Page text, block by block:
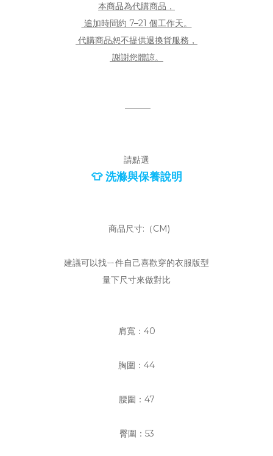
本商品為代購商品，
追加時間約 7–21 個工作天。
代購商品恕不提供退換貨服務，
謝謝您體諒。
———
請點選
👕 洗滌與保養說明
商品尺寸:（CM)
建議可以找ㄧ件自己喜歡穿的衣服版型
量下尺寸來做對比
肩寬：40
胸圍：44
腰圍：47
臀圍：53